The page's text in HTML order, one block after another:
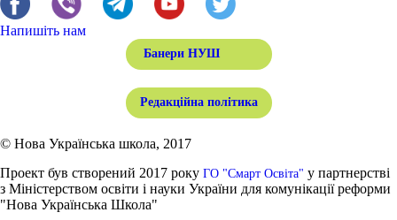
Напишіть нам
Банери НУШ
Редакційна політика
© Нова Українська школа, 2017
Проект був створений 2017 року ГО "Смарт Освіта" у партнерстві
з Міністерством освіти і науки України для комунікації реформи
"Нова Українська Школа"